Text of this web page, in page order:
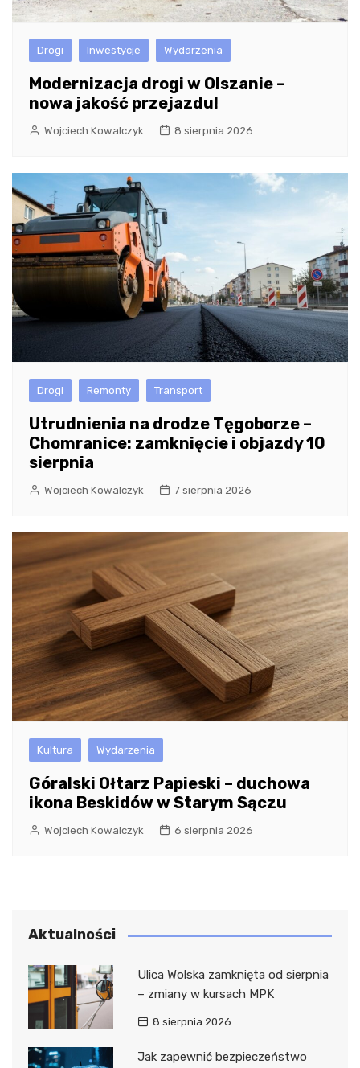
Drogi Inwestycje Wydarzenia
Modernizacja drogi w Olszanie –
nowa jakość przejazdu!
Wojciech Kowalczyk 8 sierpnia 2026
Drogi Remonty Transport
Utrudnienia na drodze Tęgoborze –
Chomranice: zamknięcie i objazdy 10
sierpnia
Wojciech Kowalczyk 7 sierpnia 2026
Kultura Wydarzenia
Góralski Ołtarz Papieski – duchowa
ikona Beskidów w Starym Sączu
Wojciech Kowalczyk 6 sierpnia 2026
Aktualności
Ulica Wolska zamknięta od sierpnia
– zmiany w kursach MPK
8 sierpnia 2026
Jak zapewnić bezpieczeństwo